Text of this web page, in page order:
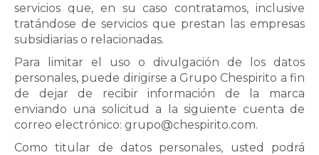
servicios que, en su caso contratamos, inclusive
tratándose de servicios que prestan las empresas
subsidiarias o relacionadas.
Para limitar el uso o divulgación de los datos
personales, puede dirigirse a Grupo Chespirito a fin
de dejar de recibir información de la marca
enviando una solicitud a la siguiente cuenta de
correo electrónico: grupo@chespirito.com.
Como titular de datos personales, usted podrá